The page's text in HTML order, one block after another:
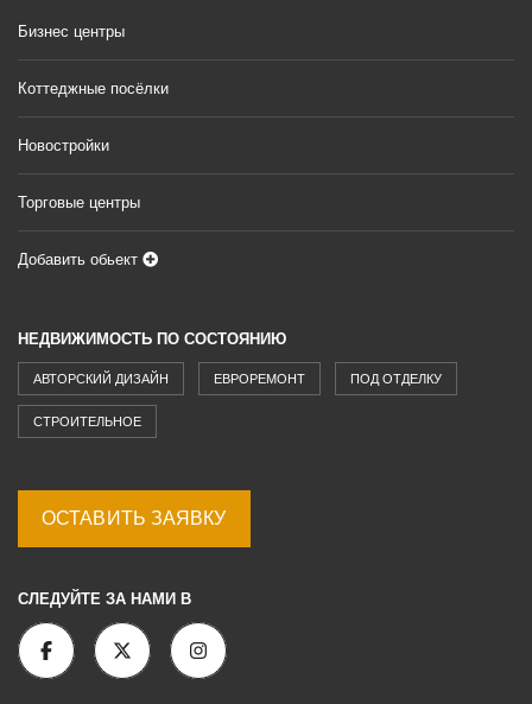
Бизнес центры
Коттеджные посёлки
Новостройки
Торговые центры
Добавить обьект
НЕДВИЖИМОСТЬ ПО СОСТОЯНИЮ
АВТОРСКИЙ ДИЗАЙН ЕВРОРЕМОНТ ПОД ОТДЕЛКУ
СТРОИТЕЛЬНОЕ
ОСТАВИТЬ ЗАЯВКУ
СЛЕДУЙТЕ ЗА НАМИ В